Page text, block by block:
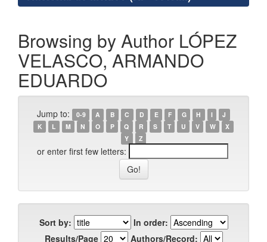
Browsing by Author LÓPEZ
VELASCO, ARMANDO
EDUARDO
Jump to: 0-9 A B C D E F G H I
J
K
L M N O P Q R S T U V W
X
Y
Z
or enter first few letters:
Sort by:
In order:
Results/Page
Authors/Record: